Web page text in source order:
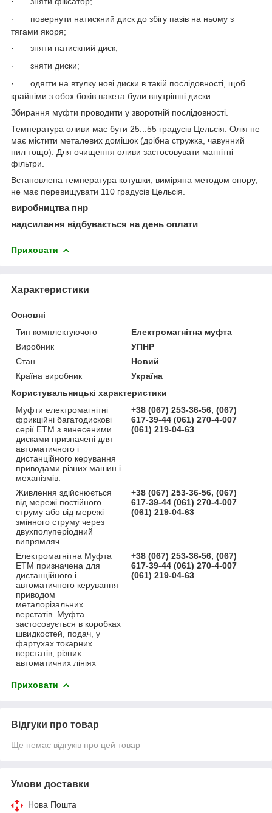
·
повернути натискний диск до збігу пазів на ньому з
тягами якоря;
·
зняти натискний диск;
·
зняти диски;
·
одягти на втулку нові диски в такій послідовності, щоб
крайніми з обох боків пакета були внутрішні диски.
Збирання муфти проводити у зворотній послідовності.
Температура оливи має бути 25...55 градусів Цельсія. Олія не
має містити металевих домішок (дрібна стружка, чавунний
пил тощо). Для очищення оливи застосовувати магнітні
фільтри.
Встановлена температура котушки, виміряна методом опору,
не має перевищувати 110 градусів Цельсія.
виробництва пнр
надсилання відбувається на день оплати
Приховати
Характеристики
Основні
Тип комплектуючого
Електромагнітна муфта
Виробник
УПНР
Стан
Новий
Країна виробник
Україна
Користувальницькі характеристики
Муфти електромагнітні
фрикційні багатодискові
серії ЕТМ з винесеними
дисками призначені для
автоматичного і
дистанційного керування
приводами різних машин і
механізмів.
+38 (067) 253-36-56, (067)
617-39-44 (061) 270-4-007
(061) 219-04-63
Живлення здійснюється
від мережі постійного
струму або від мережі
змінного струму через
двухполуперіодний
випрямляч.
+38 (067) 253-36-56, (067)
617-39-44 (061) 270-4-007
(061) 219-04-63
Електромагнітна Муфта
ЕТМ призначена для
дистанційного і
автоматичного керування
приводом
металорізальних
верстатів. Муфта
застосовується в коробках
швидкостей, подач, у
фартухах токарних
верстатів, різних
автоматичних лініях
+38 (067) 253-36-56, (067)
617-39-44 (061) 270-4-007
(061) 219-04-63
Приховати
Відгуки про товар
Ще немає відгуків про цей товар
Умови доставки
Нова Пошта